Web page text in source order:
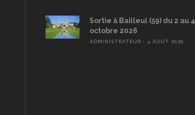
Sortie à Bailleul (59) du 2 au 4
octobre 2026
ADMINISTRATEUR 4 AOÛT 2026